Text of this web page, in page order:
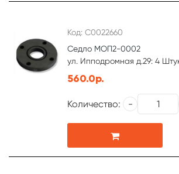
Код: С0022660
Седло МОП2-0002
ул. Ипподромная д.29: 4
560.0р.
Количество: